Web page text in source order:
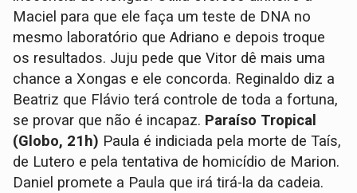
Maciel para que ele faça um teste de DNA no
mesmo laboratório que Adriano e depois troque
os resultados. Juju pede que Vitor dê mais uma
chance a Xongas e ele concorda. Reginaldo diz a
Beatriz que Flávio terá controle de toda a fortuna,
se provar que não é incapaz. Paraíso Tropical
(Globo, 21h) Paula é indiciada pela morte de Taís,
de Lutero e pela tentativa de homicídio de Marion.
Daniel promete a Paula que irá tirá-la da cadeia.